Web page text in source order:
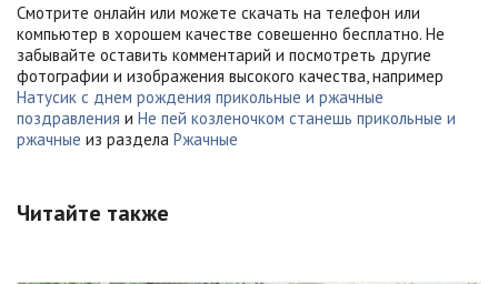
Смотрите онлайн или можете скачать на телефон или
компьютер в хорошем качестве совешенно бесплатно. Не
забывайте оставить комментарий и посмотреть другие
фотографии и изображения высокого качества, например
Натусик с днем рождения прикольные и ржачные
поздравления и Не пей козленочком станешь прикольные и
ржачные из раздела Ржачные
Читайте также